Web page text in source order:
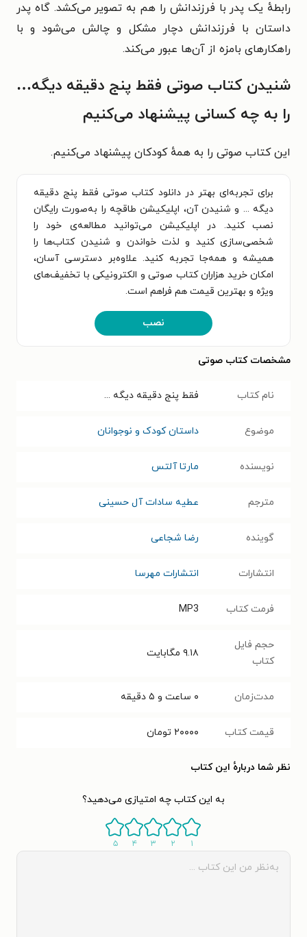
رابطهٔ یک پدر با فرزندانش را هم به تصویر می‌کشد. گاه پدر
داستان با فرزندانش دچار مشکل و چالش می‌شود و با
راهکارهای بامزه از آن‌ها عبور می‌کند.
شنیدن کتاب صوتی فقط پنج دقیقه دیگه…
را به چه کسانی پیشنهاد می‌کنیم
این کتاب صوتی را به همهٔ کودکان پیشنهاد می‌کنیم.
برای تجربه‌ای بهتر در دانلود کتاب صوتی فقط پنج دقیقه
دیگه ... و شنیدن آن، اپلیکیشن طاقچه را به‌صورت رایگان
نصب کنید. در اپلیکیشن می‌توانید مطالعه‌ی خود را
شخصی‌سازی کنید و لذت خواندن و شنیدن کتاب‌ها را
همیشه و همه‌جا تجربه کنید. علاوه‌بر دسترسی آسان،
امکان خرید هزاران کتاب صوتی و الکترونیکی با تخفیف‌های
ویژه و بهترین قیمت هم فراهم است.
نصب
مشخصات کتاب صوتی
نام کتاب فقط پنج دقیقه دیگه ...
موضوع داستان کودک و نوجوانان
نویسنده مارتا آلتس
مترجم عطیه سادات آل حسینی
گوینده رضا شجاعی
انتشارات انتشارات مهرسا
فرمت کتاب MP3
حجم فایل
کتاب
۹.۱۸ مگابایت
مدت‌زمان ۰ ساعت و ۵ دقیقه
قیمت کتاب ۲۰۰۰۰ تومان
نظر شما دربارهٔ این کتاب
به این کتاب چه امتیازی می‌دهید؟
۱ ۲ ۳ ۴ ۵